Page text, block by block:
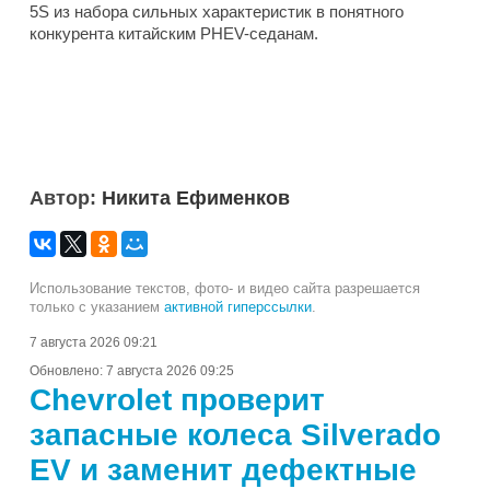
5S из набора сильных характеристик в понятного
конкурента китайским PHEV-седанам.
Автор: Никита Ефименков
Использование текстов, фото- и видео сайта разрешается
только с указанием активной гиперссылки.
7 августа 2026 09:21
Обновлено: 7 августа 2026 09:25
Chevrolet проверит
запасные колеса Silverado
EV и заменит дефектные